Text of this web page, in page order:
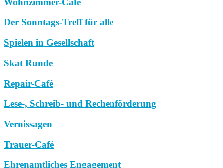
Der Sonntags-Treff für alle
Spielen in Gesellschaft
Skat Runde
Repair-Café
Lese-, Schreib- und Rechenförderung
Vernissagen
Trauer-Café
Ehrenamtliches Engagement